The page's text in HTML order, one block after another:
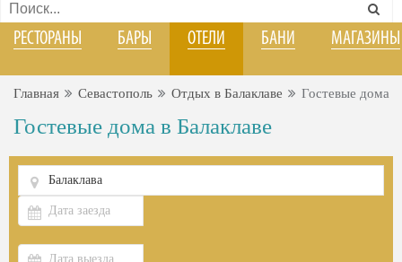
РЕСТОРАНЫ БАРЫ ОТЕЛИ БАНИ МАГАЗИНЫ
Главная Севастополь Отдых в Балаклаве Гостевые дома
Гостевые дома в Балаклаве